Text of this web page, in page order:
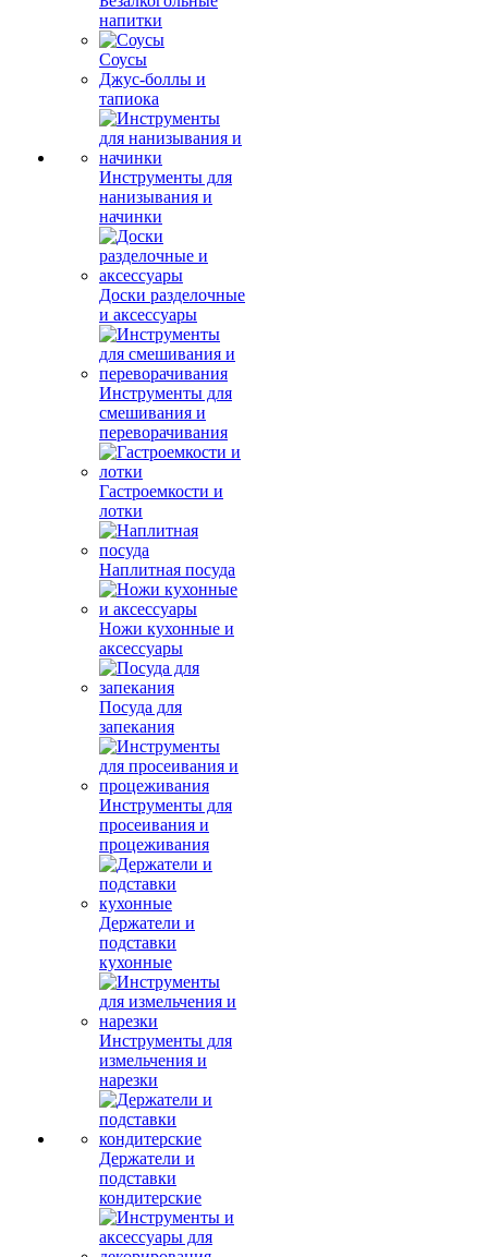
напитки
Соусы
Джус-боллы и
тапиока
Инструменты для
нанизывания и
начинки
Доски разделочные
и аксессуары
Инструменты для
смешивания и
переворачивания
Гастроемкости и
лотки
Наплитная посуда
Ножи кухонные и
аксессуары
Посуда для
запекания
Инструменты для
просеивания и
процеживания
Держатели и
подставки
кухонные
Инструменты для
измельчения и
нарезки
Держатели и
подставки
кондитерские